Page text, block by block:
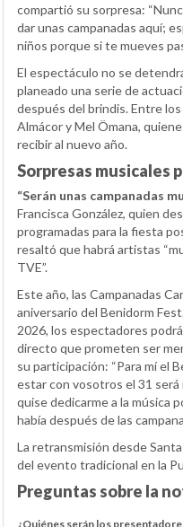
compartió su sorpresa:
dar unas campanadas aquí;
niños porque si te mueves
El espectáculo no se
planeado una serie de
después del brindis. Entre
Almácor y Mel Ömana,
recibir al nuevo año.
Sorpresas musicales
“Serán unas campanadas
Francisca González, quien
programadas para la fiesta
resaltó que habrá artistas
TVE”.
Este año, las Campanadas
aniversario del Benidorm
2026, los espectadores
directo que prometen ser
su participación: “Para mí el
estar con vosotros el 31 será
quise dedicarme a la música
había después de las
La retransmisión desde
del evento tradicional en la
Preguntas sobre la
¿Quiénes serán los